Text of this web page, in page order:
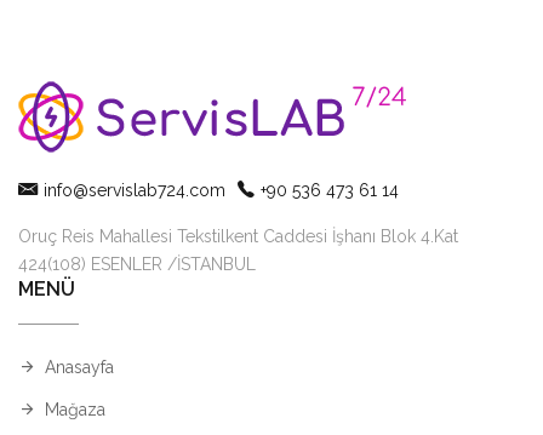
info@servislab724.com +90 536 473 61 14
Oruç Reis Mahallesi Tekstilkent Caddesi İşhanı Blok 4.Kat
424(108) ESENLER /İSTANBUL
MENÜ
Anasayfa
Mağaza